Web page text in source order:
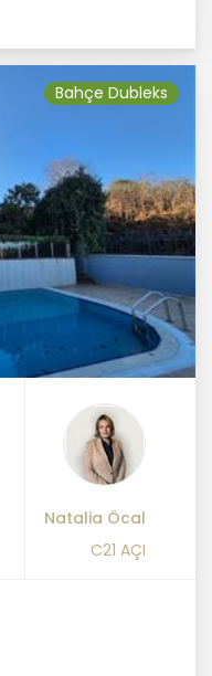
Bahçe Dubleks
Natalia Öcal
C21 AÇI